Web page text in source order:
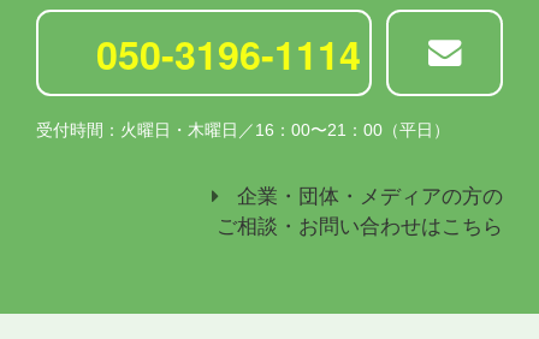
050-3196-1114
受付時間：火曜日・木曜日／16：00〜21：00（平日）
企業・団体・メディアの方の
ご相談・お問い合わせはこちら